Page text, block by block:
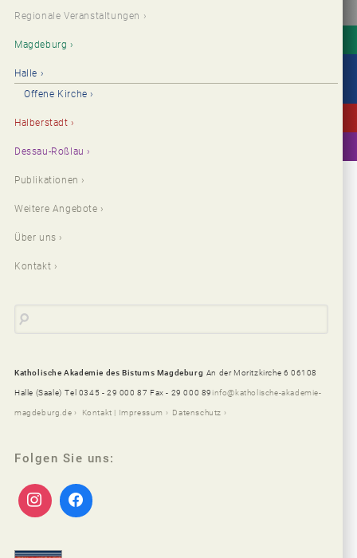
Regionale Veranstaltungen
Magdeburg
Halle
Offene Kirche
Halberstadt
Dessau-Roßlau
Publikationen
Weitere Angebote
Über uns
Kontakt
Katholische Akademie des Bistums Magdeburg An der Moritzkirche 6 06108
Halle (Saale) Tel 0345 - 29 000 87 Fax - 29 000 89 info@katholische-akademie-
magdeburg.de Kontakt | Impressum Datenschutz
Folgen Sie uns: